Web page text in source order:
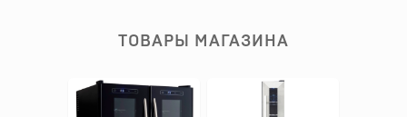
ТОВАРЫ МАГАЗИНА